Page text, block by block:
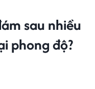
sau nhiều
phong độ?